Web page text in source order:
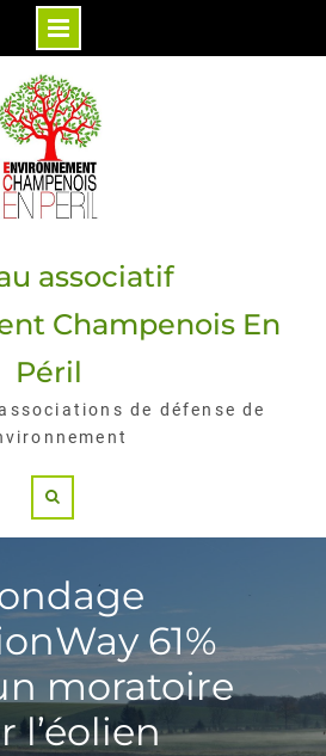
associatif
Champenois En
Péril
de défense de
61%
moratoire
l’éolien